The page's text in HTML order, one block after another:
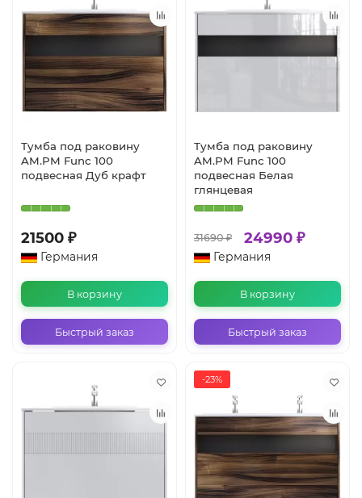
Тумба под раковину
AM.PM Func 100
подвесная Дуб крафт
21500 ₽
Германия
В корзину
Быстрый заказ
Тумба под раковину
AM.PM Func 100
подвесная Белая
глянцевая
31690 ₽ 24990 ₽
Германия
В корзину
Быстрый заказ
-23%